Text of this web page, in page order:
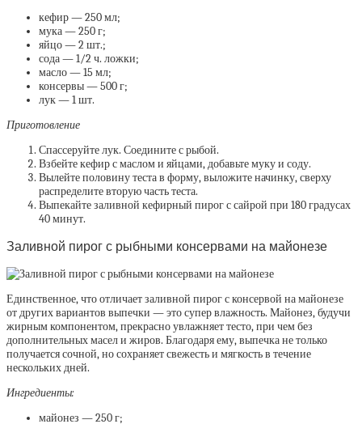
кефир — 250 мл;
мука — 250 г;
яйцо — 2 шт.;
сода — 1/2 ч. ложки;
масло — 15 мл;
консервы — 500 г;
лук — 1 шт.
Приготовление
Спассеруйте лук. Соедините с рыбой.
Взбейте кефир с маслом и яйцами, добавьте муку и соду.
Вылейте половину теста в форму, выложите начинку, сверху
распределите вторую часть теста.
Выпекайте заливной кефирный пирог с сайрой при 180 градусах
40 минут.
Заливной пирог с рыбными консервами на майонезе
Единственное, что отличает заливной пирог с консервой на майонезе
от других вариантов выпечки — это супер влажность. Майонез, будучи
жирным компонентом, прекрасно увлажняет тесто, при чем без
дополнительных масел и жиров. Благодаря ему, выпечка не только
получается сочной, но сохраняет свежесть и мягкость в течение
нескольких дней.
Ингредиенты:
майонез — 250 г;